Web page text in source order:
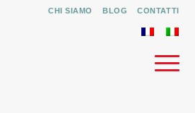
CHI SIAMO BLOG CONTATTI